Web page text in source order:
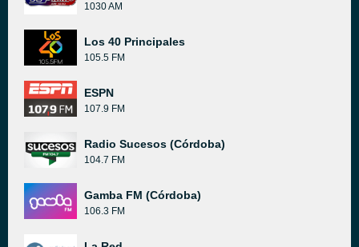
1030 AM
Los 40 Principales
105.5 FM
ESPN
107.9 FM
Radio Sucesos (Córdoba)
104.7 FM
Gamba FM (Córdoba)
106.3 FM